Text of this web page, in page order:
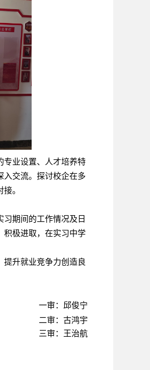
专业设置、人才培养特
入交流。探讨校企在多
。
期间的工作情况及日
积极进取，在实习中学
提升就业竞争力创造良
一审：邱俊宁
二审：古鸿宇
三审：王治航